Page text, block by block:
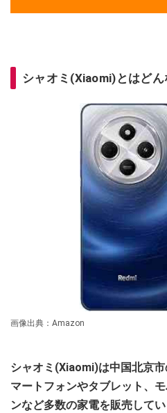
シャオミ(Xiaomi)とはどん
画像出典：Amazon
シャオミ(Xiaomi)は中国北京
マートフォンやタブレット、
ンなど多数の家電を販売してい